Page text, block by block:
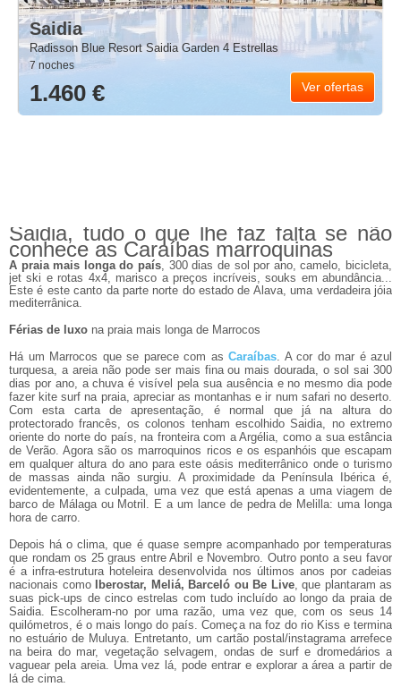
Saidia
Radisson Blue Resort Saidia Garden 4 Estrellas
7 noches
1.460 € Ver ofertas
Saidia, tudo o que lhe faz falta se não
conhece as Caraíbas marroquinas
A praia mais longa do país, 300 dias de sol por ano, camelo, bicicleta,
jet ski e rotas 4x4, marisco a preços incríveis, souks em abundância...
Este é este canto da parte norte do estado de Alava, uma verdadeira jóia
mediterrânica.
Férias de luxo na praia mais longa de Marrocos
Há um Marrocos que se parece com as Caraíbas. A cor do mar é azul
turquesa, a areia não pode ser mais fina ou mais dourada, o sol sai 300
dias por ano, a chuva é visível pela sua ausência e no mesmo dia pode
fazer kite surf na praia, apreciar as montanhas e ir num safari no deserto.
Com esta carta de apresentação, é normal que já na altura do
protectorado francês, os colonos tenham escolhido Saidia, no extremo
oriente do norte do país, na fronteira com a Argélia, como a sua estância
de Verão. Agora são os marroquinos ricos e os espanhóis que escapam
em qualquer altura do ano para este oásis mediterrânico onde o turismo
de massas ainda não surgiu. A proximidade da Península Ibérica é,
evidentemente, a culpada, uma vez que está apenas a uma viagem de
barco de Málaga ou Motril. E a um lance de pedra de Melilla: uma longa
hora de carro.
Depois há o clima, que é quase sempre acompanhado por temperaturas
que rondam os 25 graus entre Abril e Novembro. Outro ponto a seu favor
é a infra-estrutura hoteleira desenvolvida nos últimos anos por cadeias
nacionais como
Iberostar, Meliá, Barceló ou Be Live, que plantaram as
suas pick-ups de cinco estrelas com tudo incluído ao longo da praia de
Saidia. Escolheram-no por uma razão, uma vez que, com os seus 14
quilómetros, é o mais longo do país. Começa na foz do rio Kiss e termina
no estuário de Muluya. Entretanto, um cartão postal/instagrama arrefece
na beira do mar, vegetação selvagem, ondas de surf e dromedários a
vaguear pela areia. Uma vez lá, pode entrar e explorar a área a partir de
lá de cima.